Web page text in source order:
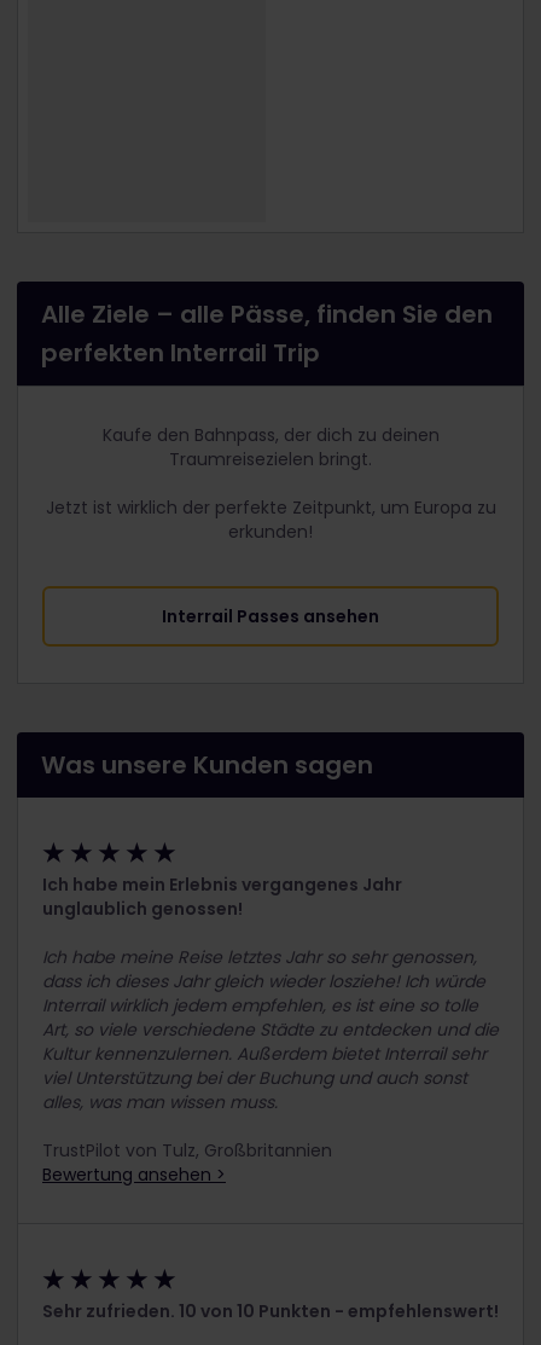
Alle Ziele – alle Pässe, finden Sie den
perfekten Interrail Trip
Kaufe den Bahnpass, der dich zu deinen
Traumreisezielen bringt.
Jetzt ist wirklich der perfekte Zeitpunkt, um Europa zu
erkunden!
Interrail Passes ansehen
Was unsere Kunden sagen
★ ★ ★ ★ ★
Ich habe mein Erlebnis vergangenes Jahr
unglaublich genossen!
Ich habe meine Reise letztes Jahr so sehr genossen,
dass ich dieses Jahr gleich wieder losziehe! Ich würde
Interrail wirklich jedem empfehlen, es ist eine so tolle
Art, so viele verschiedene Städte zu entdecken und die
Kultur kennenzulernen. Außerdem bietet Interrail sehr
viel Unterstützung bei der Buchung und auch sonst
alles, was man wissen muss.
TrustPilot von Tulz, Großbritannien
Bewertung ansehen >
★ ★ ★ ★ ★
Sehr zufrieden. 10 von 10 Punkten - empfehlenswert!